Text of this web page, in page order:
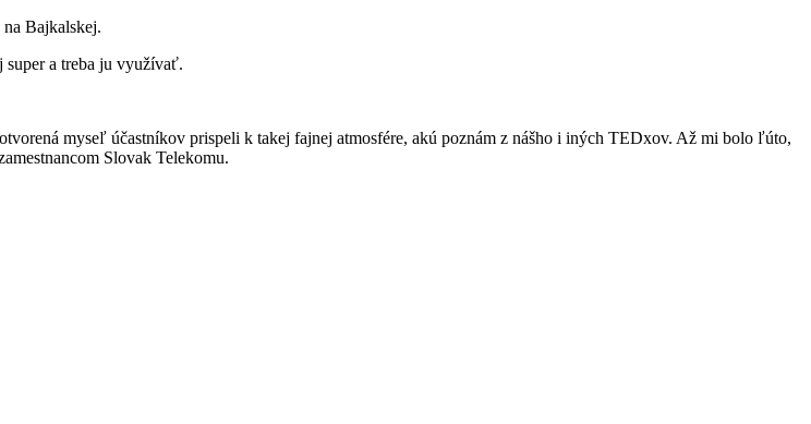
Bajkalskej.
super a treba ju využívať.
myseľ účastníkov prispeli k takej fajnej atmosfére, akú poznám z nášho i iných TEDxov. Až mi bolo ľúto,
Slovak Telekomu.